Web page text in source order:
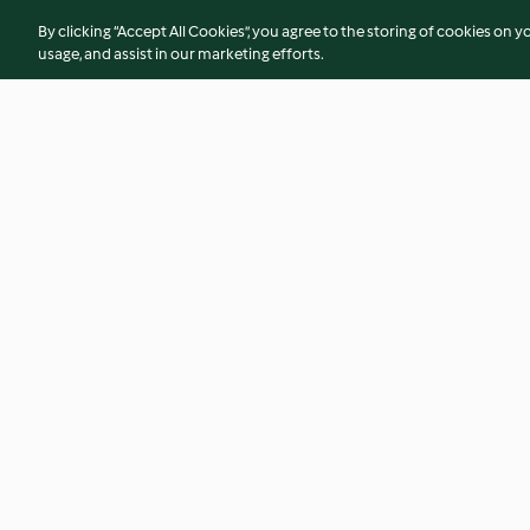
By clicking “Accept All Cookies”, you agree to the storing of cookies on
usage, and assist in our marketing efforts.